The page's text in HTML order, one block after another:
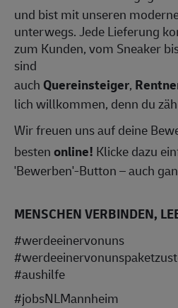
und bist mit unseren
unterwegs. Jede Lieferung
zum Kunden, vom Sneaker
sind
auch Quereinsteiger,
lich willkommen, denn du
Wir freuen uns auf deine
bestenonline! Klicke dazu
'Bewerben'-Button – auch
MENSCHEN VERBINDEN,
#werdeeinervonuns
#aushilfe
#jobsNLMannheim